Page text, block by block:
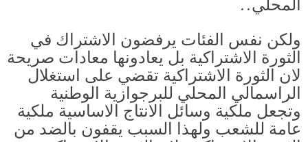
المحلي..
ولكن نفس الفئات يرفضون الاشتراك في
الثورة الاشتراكية بل يعادونها معادات صريحة
لان الثورة الاشتراكية تقضي على استغلال
الراسمالي المحلي للبرجوازية الوطنية
وتجعل ملكية وسائل الانتاج الاساسية ملكية
عامة للشعب ولهذا السبب يقفون بالضد من